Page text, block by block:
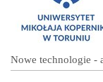
Nowe technologie -